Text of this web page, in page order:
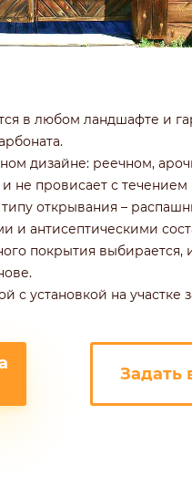
в любом ландшафте и
дизайне: реечном,
не провисает с
открывания –
и антисептическими
покрытия
с установкой на
Задать